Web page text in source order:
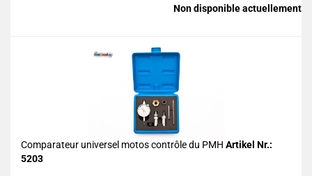
Non disponible actuellement
Comparateur universel motos contrôle du PMH Artikel Nr.:
5203